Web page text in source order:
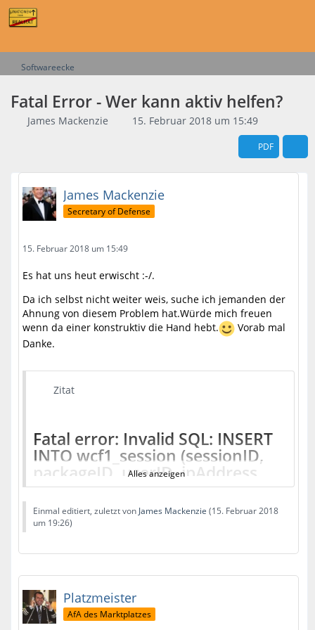
Softwareecke
Fatal Error - Wer kann aktiv helfen?
James Mackenzie 15. Februar 2018 um 15:49
PDF
James Mackenzie
Secretary of Defense
15. Februar 2018 um 15:49
Es hat uns heut erwischt :-/.
Da ich selbst nicht weiter weis, suche ich jemanden der
Ahnung von diesem Problem hat.Würde mich freuen
wenn da einer konstruktiv die Hand hebt.
Vorab mal
Danke.
Zitat
Fatal error: Invalid SQL: INSERT
INTO wcf1_session (sessionID,
packageID, userID, ipAddress,
userAgent, lastActivityTime,
requestURI, requestMethod,
username) VALUES
54024e2e241ba', 48, 0,
'178.200.234.94', 'Mozilla/5.0
(Windows NT 6.2)
AppleWebKit/537.22 (KHTML,
like Gecko)
code=1114
Information:
Alles anzeigen
Einmal editiert, zuletzt von James Mackenzie (15. Februar 2018
um 19:26)
Platzmeister
AfA des Marktplatzes